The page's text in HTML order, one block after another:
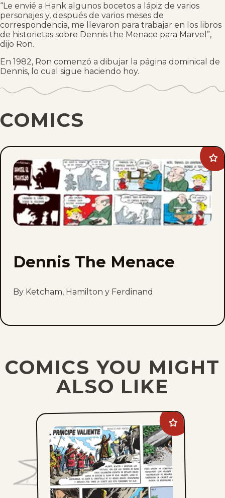
“Le envié a Hank algunos bocetos a lápiz de varios
personajes y, después de varios meses de
correspondencia, me llevaron para trabajar en los libros
de historietas sobre Dennis the Menace para Marvel”,
dijo Ron.
En 1982, Ron comenzó a dibujar la página dominical de
Dennis, lo cual sigue haciendo hoy.
COMICS
Dennis The Menace
By Ketcham, Hamilton y Ferdinand
COMICS YOU MIGHT
ALSO LIKE
Add
Principe
Valiente
favorites